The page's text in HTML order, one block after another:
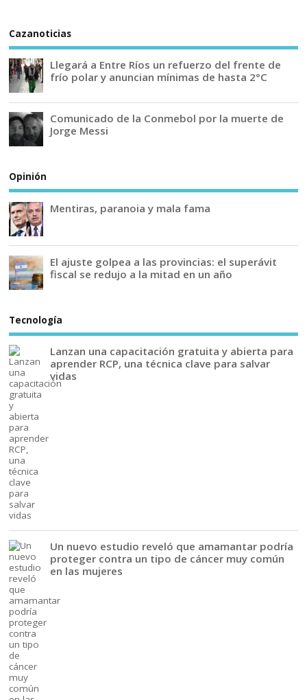
Cazanoticias
Llegará a Entre Ríos un refuerzo del frente de
frío polar y anuncian mínimas de hasta 2°C
Comunicado de la Conmebol por la muerte de
Jorge Messi
Opinión
Mentiras, paranoia y mala fama
El ajuste golpea a las provincias: el superávit
fiscal se redujo a la mitad en un año
Tecnología
Lanzan una capacitación gratuita y abierta para
aprender RCP, una técnica clave para salvar
vidas
Un nuevo estudio reveló que amamantar podría
proteger contra un tipo de cáncer muy común
en las mujeres